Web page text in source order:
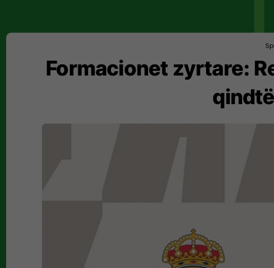
Formacionet zyrtare: